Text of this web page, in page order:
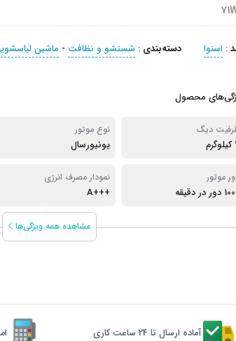
: اسنوا دسته‌بندی : شستشو و نظافت - ماشین
محصول
دیگ نوع موتور
یونیورسال
موتور
در دقیقه
نمودار مصرف انرژی
+++A
مشاهده همه ویژگی‌ها
آماده ارسال تا 24 ساعت کاری